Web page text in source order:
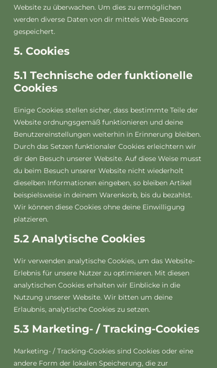
Website zu überwachen. Um dies zu ermöglichen
werden diverse Daten von dir mittels Web-Beacons
gespeichert.
5. Cookies
5.1 Technische oder funktionelle
Cookies
Einige Cookies stellen sicher, dass bestimmte Teile der
Website ordnungsgemäß funktionieren und deine
Benutzereinstellungen weiterhin in Erinnerung bleiben.
Durch das Setzen funktionaler Cookies erleichtern wir
dir den Besuch unserer Website. Auf diese Weise musst
du beim Besuch unserer Website nicht wiederholt
dieselben Informationen eingeben, so bleiben Artikel
beispielsweise in deinem Warenkorb, bis du bezahlst.
Wir können diese Cookies ohne deine Einwilligung
platzieren.
5.2 Analytische Cookies
Wir verwenden analytische Cookies, um das Website-
Erlebnis für unsere Nutzer zu optimieren. Mit diesen
analytischen Cookies erhalten wir Einblicke in die
Nutzung unserer Website. Wir bitten um deine
Erlaubnis, analytische Cookies zu setzen.
5.3 Marketing- / Tracking-Cookies
Marketing- / Tracking-Cookies sind Cookies oder eine
andere Form der lokalen Speicherung, die zur